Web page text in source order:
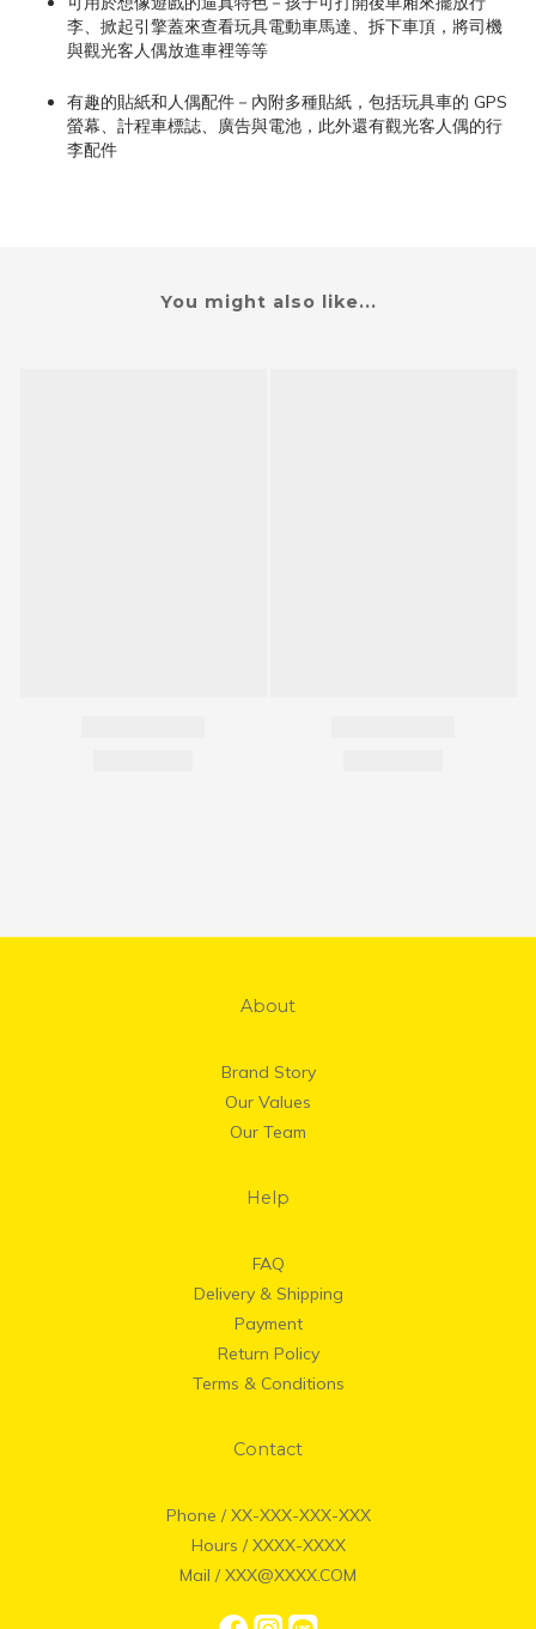
李、掀起引擎蓋來查看玩具電動車馬達、拆下車頂，將司機
與觀光客人偶放進車裡等等
有趣的貼紙和人偶配件－內附多種貼紙，包括玩具車的 GPS
螢幕、計程車標誌、廣告與電池，此外還有觀光客人偶的行
李配件
You might also like...
About
Brand Story
Our Values
Our Team
Help
FAQ
Delivery & Shipping
Payment
Return Policy
Terms & Conditions
Contact
Phone / XX-XXX-XXX-XXX
Hours / XXXX-XXXX
Mail / XXX@XXXX.COM